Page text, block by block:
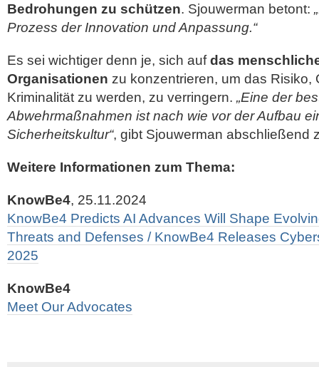
Bedrohungen zu schützen. Sjouwerman betont:
Prozess der Innovation und Anpassung.“
Es sei wichtiger denn je, sich aufdas
Organisationen zu konzentrieren, um das Risiko,
Kriminalität zu werden, zu verringern. „Eine der
Abwehrmaßnahmen ist nach wie vor der Aufbau
Sicherheitskultur“, gibt Sjouwerman abschließend
Weitere Informationen zum Thema:
KnowBe4, 25.11.2024
KnowBe4 Predicts AI Advances Will Shape
Threats and Defenses / KnowBe4 Releases
2025
KnowBe4
Meet Our Advocates